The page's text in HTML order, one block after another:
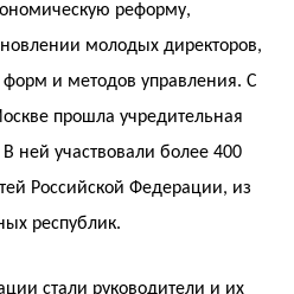
реформу,
молодых директоров,
и методов управления. С
прошла учредительная
ней участвовали более 400
Российской Федерации, из
республик.
стали руководители и их